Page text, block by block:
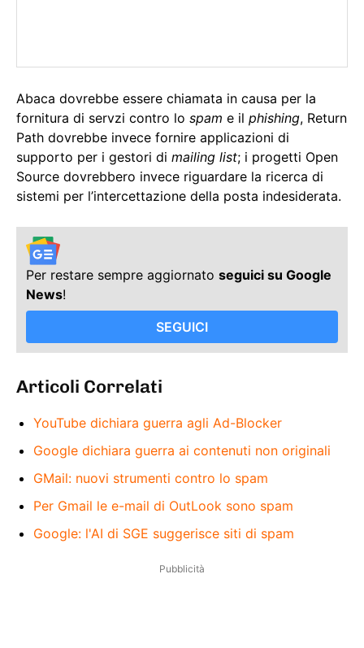
Abaca dovrebbe essere chiamata in causa per la
fornitura di servzi contro lo spam e il phishing, Return
Path dovrebbe invece fornire applicazioni di
supporto per i gestori di mailing list; i progetti Open
Source dovrebbero invece riguardare la ricerca di
sistemi per l’intercettazione della posta indesiderata.
Per restare sempre aggiornato seguici su Google
News!
SEGUICI
Articoli Correlati
YouTube dichiara guerra agli Ad-Blocker
Google dichiara guerra ai contenuti non originali
GMail: nuovi strumenti contro lo spam
Per Gmail le e-mail di OutLook sono spam
Google: l'AI di SGE suggerisce siti di spam
Pubblicità